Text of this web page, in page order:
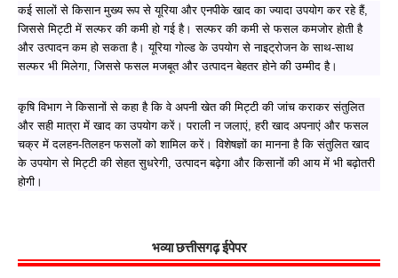
कई सालों से किसान मुख्य रूप से यूरिया और एनपीके खाद का ज्यादा उपयोग कर रहे हैं,
जिससे मिट्टी में सल्फर की कमी हो गई है। सल्फर की कमी से फसल कमजोर होती है
और उत्पादन कम हो सकता है। यूरिया गोल्ड के उपयोग से नाइट्रोजन के साथ-साथ
सल्फर भी मिलेगा, जिससे फसल मजबूत और उत्पादन बेहतर होने की उम्मीद है।
कृषि विभाग ने किसानों से कहा है कि वे अपनी खेत की मिट्टी की जांच कराकर संतुलित
और सही मात्रा में खाद का उपयोग करें। पराली न जलाएं, हरी खाद अपनाएं और फसल
चक्र में दलहन-तिलहन फसलों को शामिल करें। विशेषज्ञों का मानना है कि संतुलित खाद
के उपयोग से मिट्टी की सेहत सुधरेगी, उत्पादन बढ़ेगा और किसानों की आय में भी बढ़ोतरी
होगी।
भव्या छत्तीसगढ़ ईपेपर